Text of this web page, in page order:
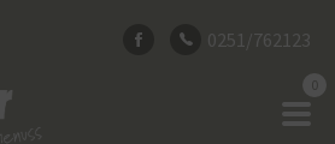
0251/762123
0